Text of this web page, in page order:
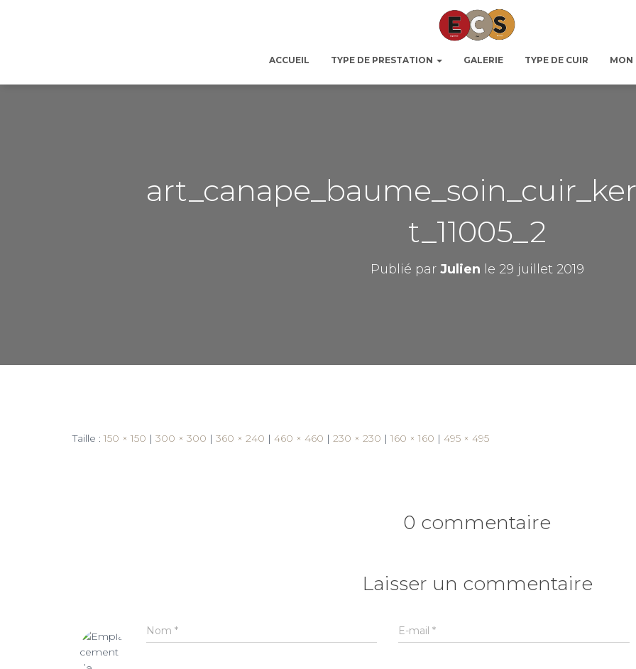
ACCUEIL TYPE DE PRESTATION GALERIE TYPE DE CUIR MON
t_11005_2
Publié par Julien le 29 juillet 2019
Taille : 150 × 150 | 300 × 300 | 360 × 240 | 460 × 460 | 230 × 230 | 160 × 160 | 495 × 495
0 commentaire
Laisser un commentaire
Nom * E-mail*